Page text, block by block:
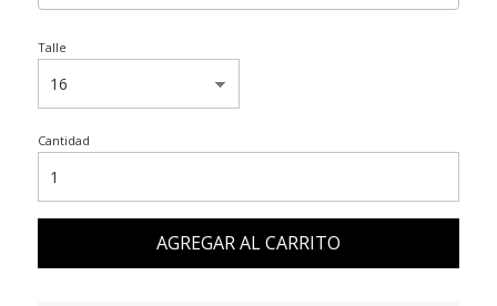
Talle
Cantidad
AGREGAR AL CARRITO